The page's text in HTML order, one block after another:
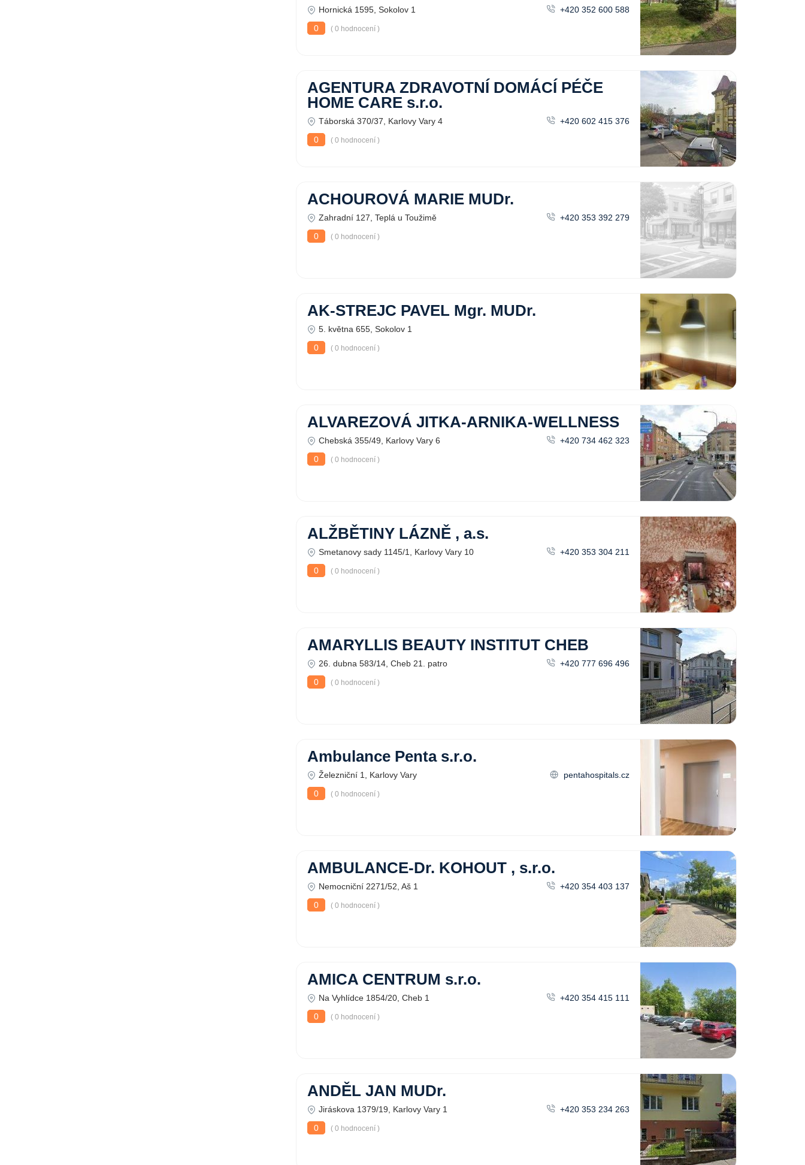
Hornická 1595, Sokolov 1
+420 352 600 588
0
( 0 hodnocení )
AGENTURA ZDRAVOTNÍ DOMÁCÍ PÉČE
HOME CARE s.r.o.
Táborská 370/37, Karlovy Vary 4
+420 602 415 376
0
( 0 hodnocení )
ACHOUROVÁ MARIE MUDr.
Zahradní 127, Teplá u Toužimě
+420 353 392 279
0
( 0 hodnocení )
AK-STREJC PAVEL Mgr. MUDr.
5. května 655, Sokolov 1
0
( 0 hodnocení )
ALVAREZOVÁ JITKA-ARNIKA-WELLNESS
Chebská 355/49, Karlovy Vary 6
+420 734 462 323
0
( 0 hodnocení )
ALŽBĚTINY LÁZNĚ , a.s.
Smetanovy sady 1145/1, Karlovy Vary 10
+420 353 304 211
0
( 0 hodnocení )
AMARYLLIS BEAUTY INSTITUT CHEB
26. dubna 583/14, Cheb 21. patro
+420 777 696 496
0
( 0 hodnocení )
Ambulance Penta s.r.o.
Železniční 1, Karlovy Vary
pentahospitals.cz
0
( 0 hodnocení )
AMBULANCE-Dr. KOHOUT , s.r.o.
Nemocniční 2271/52, Aš 1
+420 354 403 137
0
( 0 hodnocení )
AMICA CENTRUM s.r.o.
Na Vyhlídce 1854/20, Cheb 1
+420 354 415 111
0
( 0 hodnocení )
ANDĚL JAN MUDr.
Jiráskova 1379/19, Karlovy Vary 1
+420 353 234 263
0
( 0 hodnocení )